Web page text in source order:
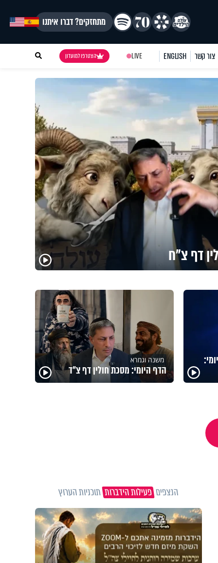
מתחזקים? דברו איתנו
צור קשר ENGLISH
LIVE הצטרפו למועדון
דף צ"ח
משנה וגמרא
הדף היומי: מסכת חולין דף צ"ד
הנצפיםפעילות הידברותתוכניות הערוץ